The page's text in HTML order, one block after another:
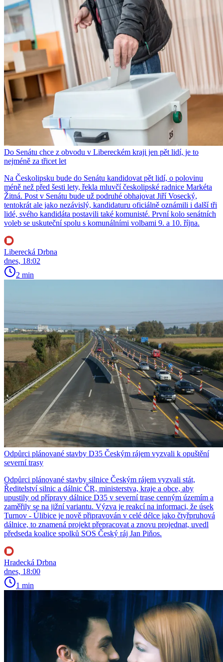
Do Senátu chce z obvodu v Libereckém kraji jen pět lidí, je to
nejméně za třicet let
Na Českolipsku bude do Senátu kandidovat pět lidí, o polovinu
méně než před šesti lety, řekla mluvčí českolipské radnice Markéta
Žitná. Post v Senátu bude už podruhé obhajovat Jiří Vosecký,
tentokrát ale jako nezávislý, kandidaturu oficiálně oznámili i další tři
lidé, svého kandidáta postavili také komunisté. První kolo senátních
voleb se uskuteční spolu s komunálními volbami 9. a 10. října.
Liberecká Drbna
dnes, 18:02
2 min
Odpůrci plánované stavby D35 Českým rájem vyzvali k opuštění
severní trasy
Odpůrci plánované stavby silnice Českým rájem vyzvali stát,
Ředitelství silnic a dálnic ČR, ministerstva, kraje a obce, aby
upustily od přípravy dálnice D35 v severní trase cenným územím a
zaměřily se na jižní variantu. Výzva je reakcí na informaci, že úsek
Turnov - Úlibice je nově připravován v celé délce jako čtyřpruhová
dálnice, to znamená projekt přepracovat a znovu projednat, uvedl
předseda koalice spolků SOS Český ráj Jan Piňos.
Hradecká Drbna
dnes, 18:00
1 min